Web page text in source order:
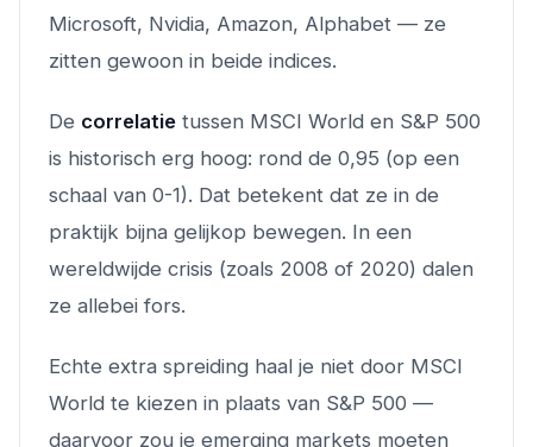
Microsoft, Nvidia, Amazon, Alphabet — ze
zitten gewoon in beide indices.
De correlatie tussen MSCI World en S&P 500
is historisch erg hoog: rond de 0,95 (op een
schaal van 0-1). Dat betekent dat ze in de
praktijk bijna gelijkop bewegen. In een
wereldwijde crisis (zoals 2008 of 2020) dalen
ze allebei fors.
Echte extra spreiding haal je niet door MSCI
World te kiezen in plaats van S&P 500 —
daarvoor zou je emerging markets moeten